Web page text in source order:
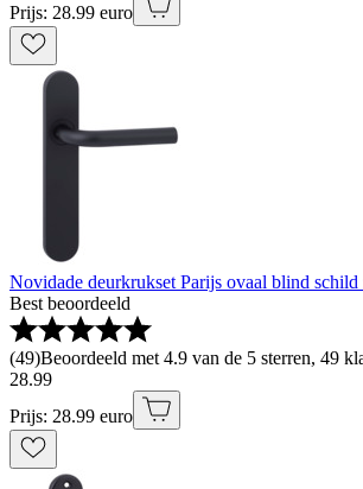
Prijs: 28.99 euro
Novidade deurkrukset Parijs ovaal blind
Best beoordeeld
(49)Beoordeeld met 4.9 van de 5 sterren, 49
28.99
Prijs: 28.99 euro